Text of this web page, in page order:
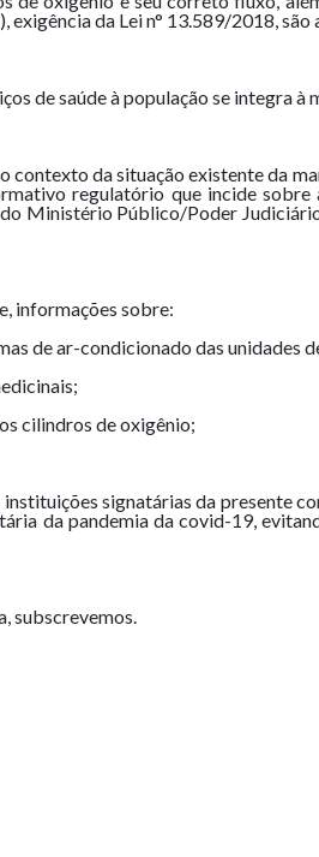
da Lei n° 13.589/2018,
de saúde à população se integra à
contexto da situação existente da
regulatório que incide
Ministério Público/Poder
informações sobre:
de ar-condicionado das unidades
cilindros de oxigênio;
signatárias da presente
da pandemia da covid-19,
subscrevemos.